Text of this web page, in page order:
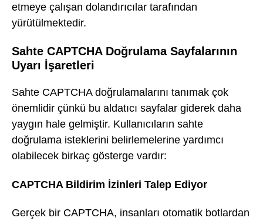
etmeye çalışan dolandırıcılar tarafından
yürütülmektedir.
Sahte CAPTCHA Doğrulama Sayfalarının
Uyarı İşaretleri
Sahte CAPTCHA doğrulamalarını tanımak çok
önemlidir çünkü bu aldatıcı sayfalar giderek daha
yaygın hale gelmiştir. Kullanıcıların sahte
doğrulama isteklerini belirlemelerine yardımcı
olabilecek birkaç gösterge vardır:
CAPTCHA Bildirim İzinleri Talep Ediyor
Gerçek bir CAPTCHA, insanları otomatik botlardan